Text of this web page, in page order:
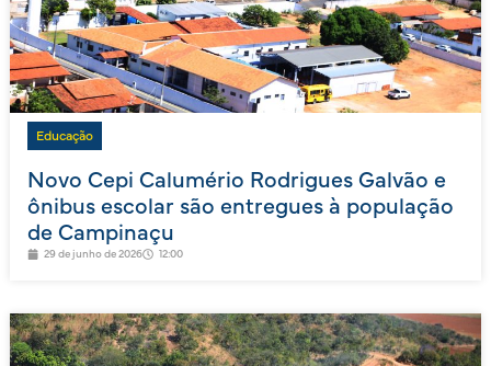
Educação
Novo Cepi Calumério Rodrigues Galvão e
ônibus escolar são entregues à população
de Campinaçu
29 de junho de 2026 12:00